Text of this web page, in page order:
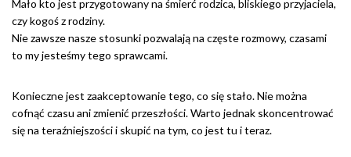
Mało kto jest przygotowany na śmierć rodzica, bliskiego przyjaciela,
czy kogoś z rodziny.
Nie zawsze nasze stosunki pozwalają na częste rozmowy, czasami
to my jesteśmy tego sprawcami.
Konieczne jest zaakceptowanie tego, co się stało. Nie można
cofnąć czasu ani zmienić przeszłości. Warto jednak skoncentrować
się na teraźniejszości i skupić na tym, co jest tu i teraz.